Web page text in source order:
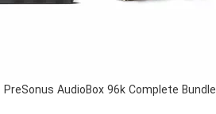
PreSonus AudioBox 96k Complete Bundle